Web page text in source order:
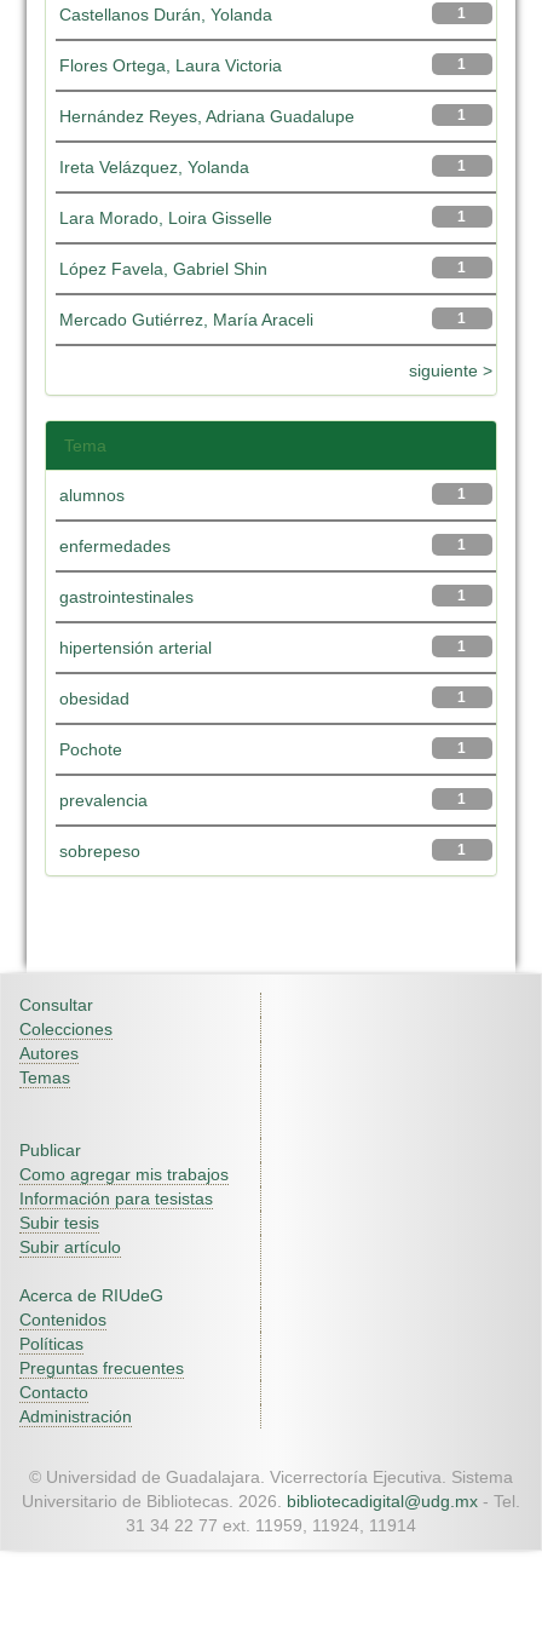
1
Castellanos Durán, Yolanda
1
Flores Ortega, Laura Victoria
1
Hernández Reyes, Adriana Guadalupe
1
Ireta Velázquez, Yolanda
1
Lara Morado, Loira Gisselle
1
López Favela, Gabriel Shin
1
Mercado Gutiérrez, María Araceli
siguiente >
Tema
1
alumnos
1
enfermedades
1
gastrointestinales
1
hipertensión arterial
1
obesidad
1
Pochote
1
prevalencia
1
sobrepeso
Consultar
Colecciones
Autores
Temas
Publicar
Como agregar mis trabajos
Información para tesistas
Subir tesis
Subir artículo
Acerca de RIUdeG
Contenidos
Políticas
Preguntas frecuentes
Contacto
Administración
© Universidad de Guadalajara. Vicerrectoría Ejecutiva. Sistema
Universitario de Bibliotecas. 2026. bibliotecadigital@udg.mx - Tel.
31 34 22 77 ext. 11959, 11924, 11914